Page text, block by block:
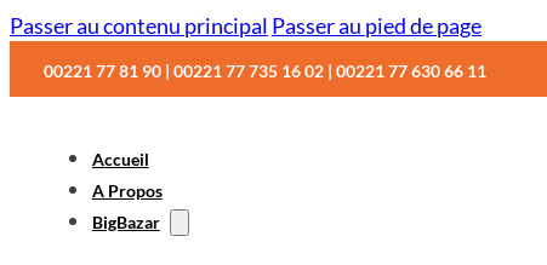
Passer au contenu principal Passer au pied de page
00221 77 81 90 | 00221 77 735 16 02 | 00221 77 630 66 11
Accueil
A Propos
BigBazar